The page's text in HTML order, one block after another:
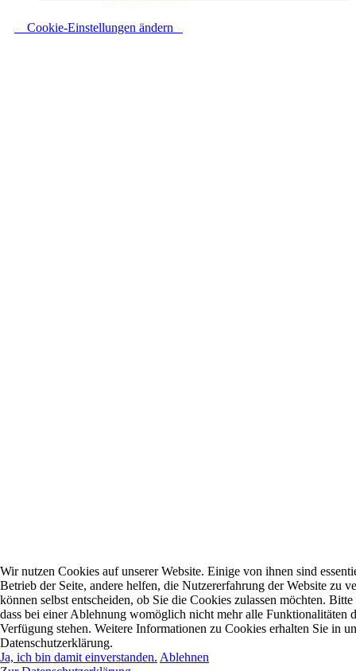
Cookie-Einstellungen ändern
Wir nutzen Cookies auf unserer Website. Einige von ihnen sind
Betrieb der Seite, andere helfen, die Nutzererfahrung der Website zu
können selbst entscheiden, ob Sie die Cookies zulassen möchten. Bitte
dass bei einer Ablehnung womöglich nicht mehr alle Funktionalitäten
Verfügung stehen. Weitere Informationen zu Cookies erhalten Sie in
Datenschutzerklärung.
Ja, ich bin damit einverstanden. Ablehnen